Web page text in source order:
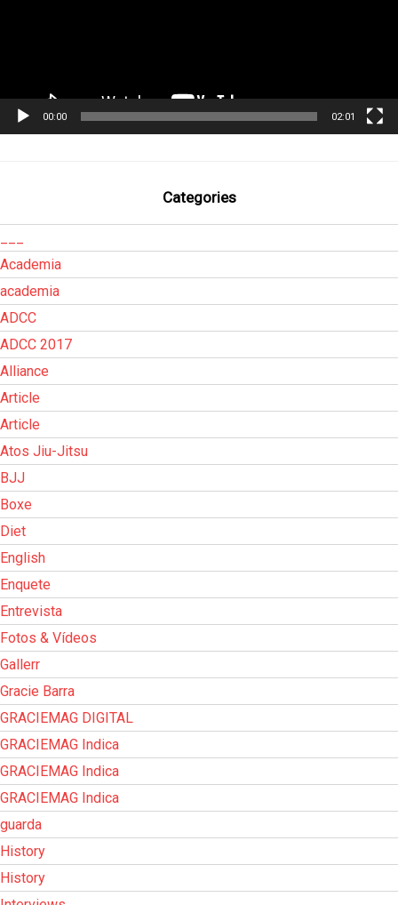
00:00 02:01
Categories
Academia
academia
ADCC
ADCC 2017
Alliance
Article
Article
Atos Jiu-Jitsu
BJJ
Boxe
Diet
English
Enquete
Entrevista
Fotos & Vídeos
Gallerr
Gracie Barra
GRACIEMAG DIGITAL
GRACIEMAG Indica
GRACIEMAG Indica
GRACIEMAG Indica
guarda
History
History